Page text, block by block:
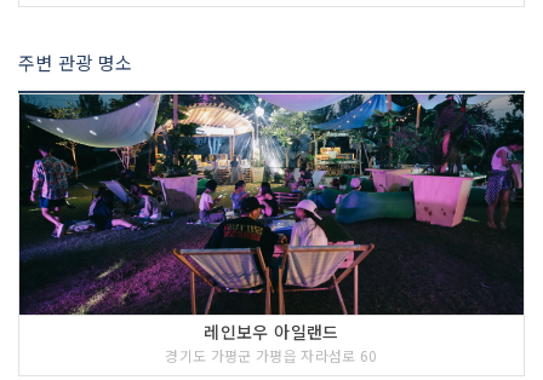
주변 관광 명소
레인보우 아일랜드
경기도 가평군 가평읍 자라섬로 60